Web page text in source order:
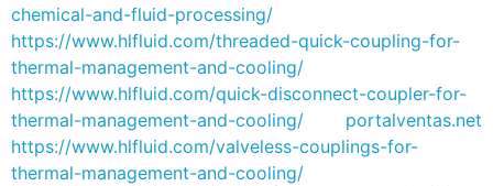
chemical-and-fluid-processing/
https://www.hlfluid.com/threaded-quick-coupling-for-
thermal-management-and-cooling/
https://www.hlfluid.com/quick-disconnect-coupler-for-
thermal-management-and-cooling/
portalventas.net
https://www.hlfluid.com/valveless-couplings-for-
thermal-management-and-cooling/